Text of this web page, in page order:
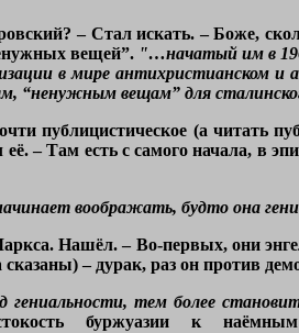
– Стал искать. – Боже,
вещей”. "…начатый им в
в мире антихристианском
“ненужным вещам” для
публицистическое (а читать
– Там есть с самого начала, в
воображать, будто она
Нашёл. – Во-первых, они
– дурак, раз он против
гениальности, тем более
буржуазии к наёмным